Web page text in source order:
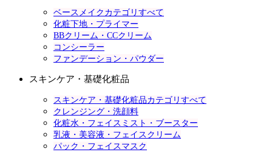
ベースメイクカテゴリすべて
化粧下地・プライマー
BBクリーム・CCクリーム
コンシーラー
ファンデーション・パウダー
スキンケア・基礎化粧品
スキンケア・基礎化粧品カテゴリすべて
クレンジング・洗顔料
化粧水・フェイスミスト・ブースター
乳液・美容液・フェイスクリーム
パック・フェイスマスク